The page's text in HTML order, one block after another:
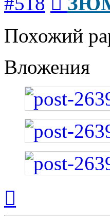
Похожий
Вложения
началу